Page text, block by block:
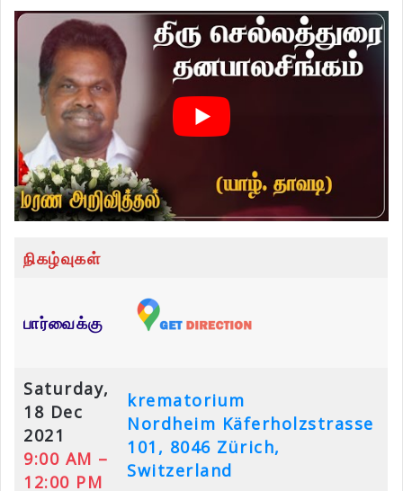
நிகழ்வுகள்
பார்வைக்கு
Saturday,
18 Dec
2021
9:00 AM –
12:00 PM
krematorium
Nordheim Käferholzstrasse
101, 8046 Zürich,
Switzerland